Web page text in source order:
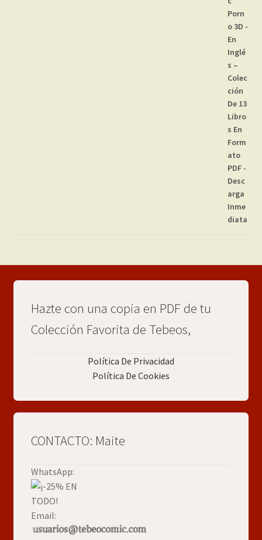
Hazte con una copia en PDF de tu
Colección Favorita de Tebeos,
Política De Privacidad
Política De Cookies
CONTACTO: Maite
WhatsApp:
Email: